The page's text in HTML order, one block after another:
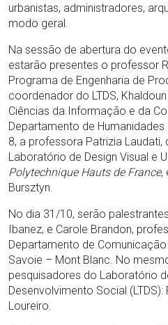
urbanistas, administradores,
modo geral.
Na sessão de abertura do
estarão presentes o professor
Programa de Engenharia de
coordenador do LTDS,
Ciências da Informação e da
Departamento de Humanidades
8, a professora Patrizia Laudati,
Laboratório de Design Visual e
Polytechnique Hauts de France,
Bursztyn.
No dia 31/10, serão
Ibanez, e Carole Brandon,
Departamento de
Savoie – Mont Blanc. No
pesquisadores do Laboratório
Desenvolvimento Social (LTDS):
Loureiro.